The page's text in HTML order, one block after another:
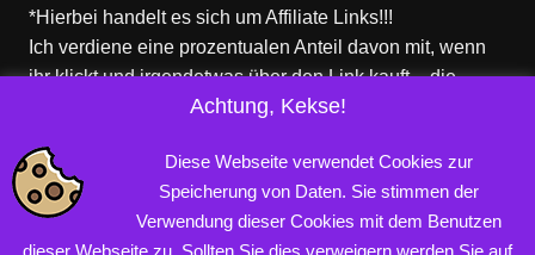
*Hierbei handelt es sich um Affiliate Links!!!
Ich verdiene eine prozentualen Anteil davon mit, wenn
ihr klickt und irgendetwas über den Link kauft – die
Produkte dort sind aber nicht von mir!
Copyright © 2026 PROFINERD.DE. Alle Rechte vorbehalten.
Achtung, Kekse!
Diese Webseite verwendet Cookies zur
Speicherung von Daten. Sie stimmen der
Verwendung dieser Cookies mit dem Benutzen
dieser Webseite zu. Sollten Sie dies verweigern werden Sie auf